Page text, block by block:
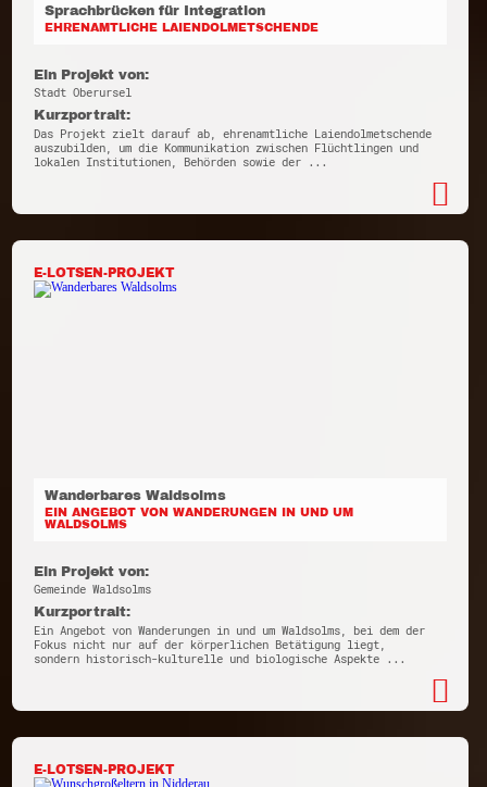
Sprachbrücken für Integration
EHRENAMTLICHE LAIENDOLMETSCHENDE
Ein Projekt von:
Stadt Oberursel
Kurzportrait:
Das Projekt zielt darauf ab, ehrenamtliche Laiendolmetschende
auszubilden, um die Kommunikation zwischen Flüchtlingen und
lokalen Institutionen, Behörden sowie der ...
E-LOTSEN-PROJEKT
Wanderbares Waldsolms
EIN ANGEBOT VON WANDERUNGEN IN UND UM
WALDSOLMS
Ein Projekt von:
Gemeinde Waldsolms
Kurzportrait:
Ein Angebot von Wanderungen in und um Waldsolms, bei dem der
Fokus nicht nur auf der körperlichen Betätigung liegt,
sondern historisch-kulturelle und biologische Aspekte ...
E-LOTSEN-PROJEKT